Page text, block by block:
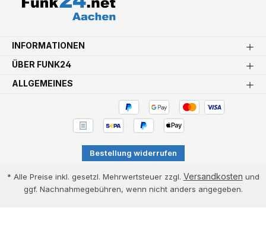
INFORMATIONEN
ÜBER FUNK24
ALLGEMEINES
Bestellung widerrufen
* Alle Preise inkl. gesetzl. Mehrwertsteuer zzgl. Versandkosten und
ggf. Nachnahmegebühren, wenn nicht anders angegeben.